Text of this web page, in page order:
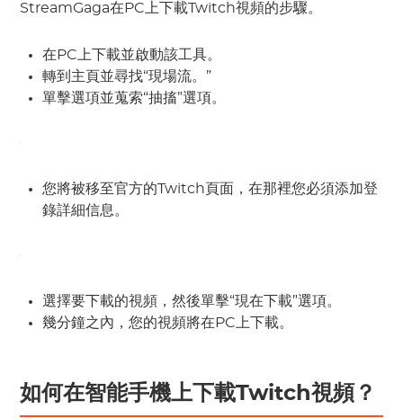
StreamGaga在PC上下載Twitch視頻的步驟。
在PC上下載並啟動該工具。
轉到主頁並尋找“現場流。”
單擊選項並蒐索“抽搐”選項。
您將被移至官方的Twitch頁面，在那裡您必須添加登
錄詳細信息。
選擇要下載的視頻，然後單擊“現在下載”選項。
幾分鐘之內，您的視頻將在PC上下載。
如何在智能手機上下載Twitch視頻？